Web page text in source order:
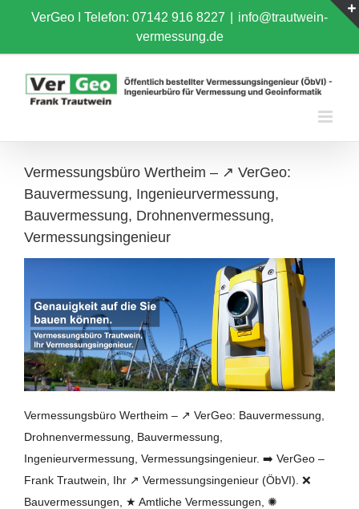
content
VerGeo I Telefon: 07142 916 8227
info@trautwein-
vermessung.de
Vermessungsbüro Wertheim – ↗️ VerGeo:
Bauvermessung, Ingenieurvermessung,
Bauvermessung, Drohnenvermessung,
Vermessungsingenieur
Vermessungsbüro Wertheim – ↗️ VerGeo: Bauvermessung,
Drohnenvermessung, Bauvermessung,
Ingenieurvermessung, Vermessungsingenieur. ➡️ VerGeo –
Frank Trautwein, Ihr ↗️ Vermessungsingenieur (ÖbVI). ❌
Bauvermessungen, ★ Amtliche Vermessungen, ✺